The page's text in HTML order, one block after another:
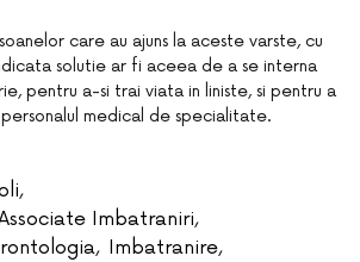
care au ajuns la aceste varste, cu
solutie ar fi aceea de a se interna
pentru a-si trai viata in liniste, si pentru a
medical de specialitate.
,
Imbatraniri,
, Imbatranire,